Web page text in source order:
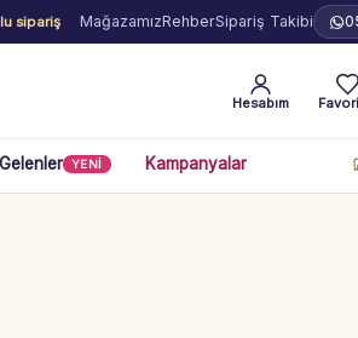
sipariş MağazamızRehberSipariş Takibi
Hesabım
YENİ Kampanyalar